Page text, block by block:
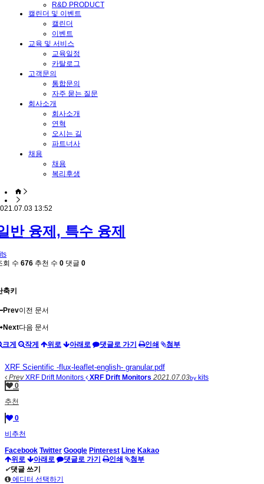
R&D PRODUCT
캘린더 및 이벤트
캘린더
이벤트
교육 및 서비스
교육일정
카탈로그
고객문의
통합문의
자주 묻는 질문
회사소개
회사소개
연혁
오시는 길
파트너사
채용
채용
복리후생
13:52
반 융제, 특수 융제
회 수 676 추천 수 0 댓글 0
축키
Prev이전 문서
Next다음 문서
크게 작게 위로 아래로 댓글로 가기 인쇄 첨부
XRF Scientific -flux-leaflet-english- granular.pdf
PrevXRF Drift Monitors XRF Drift Monitors 2021.07.03by kits
0
추천
0
비추천
Facebook Twitter Google Pinterest Line Kakao
위로
아래로 댓글로 가기 인쇄
첨부
✔댓글 쓰기
에디터 선택하기